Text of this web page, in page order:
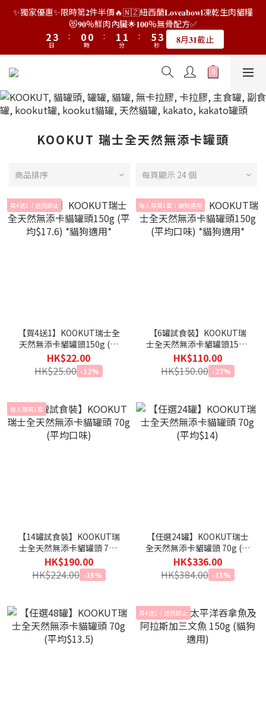
👑店長生日限量喵喵劵🎂買滿$𝟑𝟔𝟖即減$𝟐𝟖🥳結帳時輸入優惠碼
【𝐇𝐀𝐏𝐏𝐘𝐁𝐈𝐑𝐓𝐇𝐃𝐀𝐘】即可！部分產品不適用
4
2
1
5
3
日
2
1
0
2
1
0
時
3
2
1
0
3
2
1
0
分
7
6
5
4
1
0
5
4
3
2
1
0
秒 限量20個
01
3
2
1
0
1
0
✨獨家優惠✨限時第𝟐件半價🔥🇳🇿紐西蘭𝐋𝐨𝐯𝐞𝐚𝐛𝐨𝐰𝐥凍乾生肉貓糧
😻𝟗𝟎%鮮肉內臟🌟𝟏𝟎𝟎%無骨配方✅
4
2
1
5
3
2
日
:
2
1
0
2
1
0
時
:
3
2
1
0
3
2
1
0
分
:
7
6
5
4
0
5
4
3
2
0
秒 𝟖月𝟑𝟏截止
👑店長生日限量喵喵劵🎂買滿$𝟑𝟔𝟖即減$𝟐𝟖🥳結帳時輸入優惠碼
【𝐇𝐀𝐏𝐏𝐘𝐁𝐈𝐑𝐓𝐇𝐃𝐀𝐘】即可！部分產品不適用
8
6
5
2
1
0
9
7
6
3
2
1
日
:
6
5
4
3
6
5
4
3
0
時
7
6
5
4
1
0
7
6
5
4
1
0
分
9
8
5
4
3
2
1
9
8
7
6
5
4
3
2
1
秒 限量20個
KOOKUT 瑞士全天然無添卡罐頭
商品排序 每頁顯示 24 個
買4送1｜送完即止
【買4送1】KOOKUT瑞士全
天然無添卡貓罐頭150g (平
均$17.6) *貓狗適用*
HK$22.00
HK$25.00 -12%
每人限買1套｜貓狗適用
【6罐試食裝】KOOKUT瑞
士全天然無添卡貓罐頭150g
(平均口味) *貓狗適用*
HK$110.00
HK$150.00 -27%
每人限買1套
【14罐試食裝】KOOKUT瑞
士全天然無添卡貓罐頭 70g
(平均口味)
HK$190.00
HK$224.00 -15%
【任選24罐】KOOKUT瑞士
全天然無添卡貓罐頭 70g (平
均$14)
HK$336.00
HK$384.00 -13%
買4送1｜送完即止